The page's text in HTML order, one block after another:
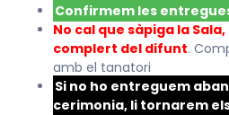
Confirmem les
No cal que sàpiga la
complert del difunt.
amb el tanatori
Si no ho entreguem
cerimonia, li tornarem